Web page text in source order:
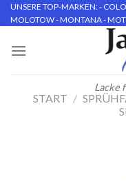
Skip
to
UNSERE TOP-MARKEN: -
MOLOTOW - MONTANA -
Lacke
START /